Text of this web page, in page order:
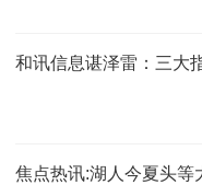
和讯信息谌泽雷：三大
焦点热讯:湖人今夏头等